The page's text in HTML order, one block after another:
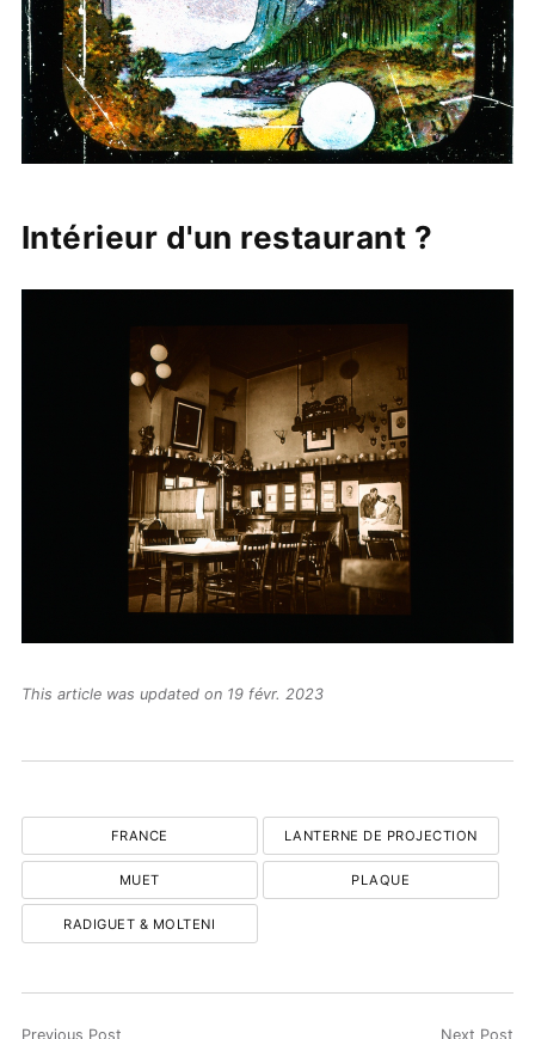
Intérieur d'un restaurant ?
This article was updated on 19 févr. 2023
FRANCE LANTERNE DE PROJECTION
MUET PLAQUE
RADIGUET & MOLTENI
Previous Post Next Post